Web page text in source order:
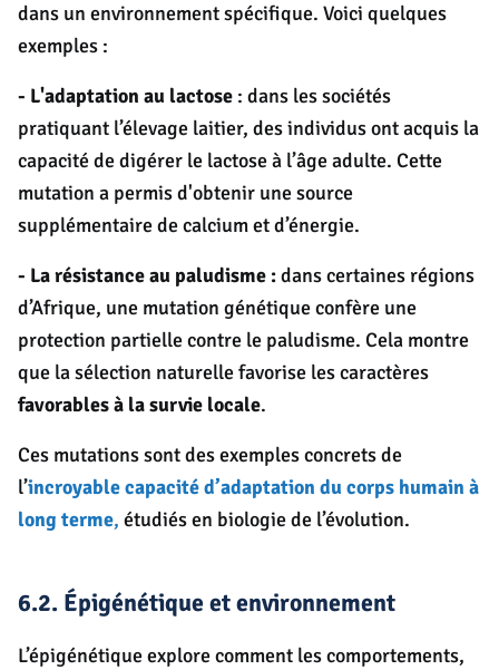
dans un environnement spécifique. Voici quelques
exemples :
- L'adaptation au lactose : dans les sociétés
pratiquant l’élevage laitier, des individus ont acquis la
capacité de digérer le lactose à l’âge adulte. Cette
mutation a permis d'obtenir une source
supplémentaire de calcium et d’énergie.
- La résistance au paludisme :dans certaines régions
d’Afrique, une mutation génétique confère une
protection partielle contre le paludisme. Cela montre
que la sélection naturelle favorise les caractères
favorables à la survie locale.
Ces mutations sont des exemples concrets de
l’incroyable capacité d’adaptation du corps humain à
long terme, étudiés en biologie de l’évolution.
6.2. Épigénétique et environnement
L’épigénétique explore comment les comportements,